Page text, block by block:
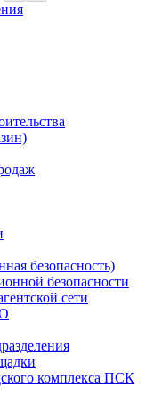
безопасность)
безопасности
сети
комплекса ПСК